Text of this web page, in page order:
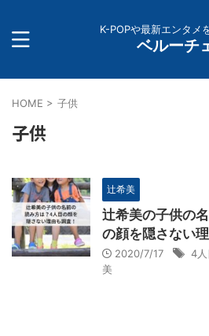
K-POPや最新エンタメ
ベルーチ
HOME > 子供
子供
辻希美
辻希美の子供の
の顔を隠さない
2020/7/17 4人
美